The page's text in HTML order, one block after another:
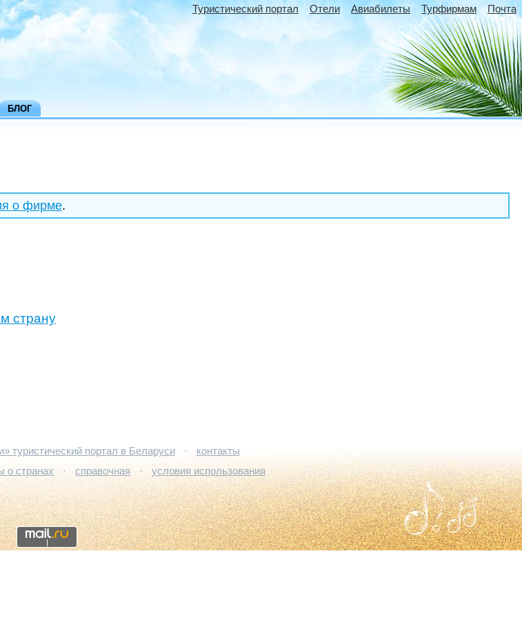
Туристический портал Отели Авиабилеты Турфирмам Почта
БЛОГ
о фирме.
страну
туристический портал в Беларуси ·
контакты
о странах · справочная · условия использования